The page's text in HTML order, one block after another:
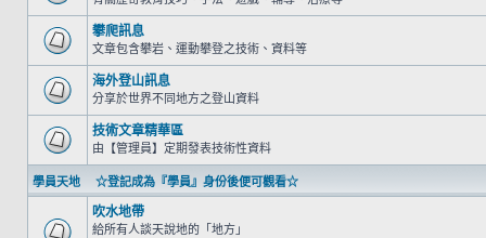
攀爬訊息
文章包含攀岩、運動攀登之技術、資料等
海外登山訊息
分享於世界不同地方之登山資料
技術文章精華區
由【管理員】定期發表技術性資料
學員天地 ☆登記成為『學員』身份後便可觀看☆
吹水地帶
給所有人談天說地的「地方」